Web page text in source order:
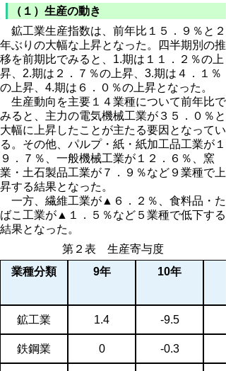
（１）生産の動き
鉱工業生産指数は、前年比１５．９％と２
年ぶりの大幅な上昇となった。四半期別の推
移を前期比でみると、1.期は１１．２％の上
昇、2.期は２．７％の上昇、3.期は４．１％
の上昇、4.期は６．０％の上昇となった。
生産動向を主要１４業種について前年比で
みると、主力の電気機械工業が３５．０％と
大幅に上昇したことが主たる要因となってい
る。その他、パルプ・紙・紙加工品工業が１
９．７％、一般機械工業が１２．６％、窯
業・土石製品工業が７．９％など９業種で上
昇する結果となった。
一方、繊維工業が▲６．２％、食料品・た
ばこ工業が▲１．５％など５業種で低下する
結果となった。
第２表 生産寄与度
業種分類
9年 10年
鉱工業 1.4 -9.5
鉄鋼業 0 -0.3